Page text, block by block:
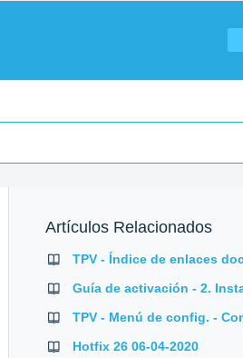
Artículos Relacionados
Hotfix 26 06-04-2020